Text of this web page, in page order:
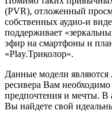
(PVR), отложенный
собственных аудио-и
поддерживает
эфир на смартфоны и
«Play.Триколор».
Данные модели
ресивера Вам
предпочтения и мечты. В
Вы найдете свой